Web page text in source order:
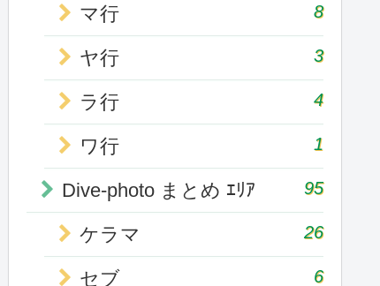
マ行 8
ヤ行 3
ラ行 4
ワ行 1
Dive-photo まとめ ｴﾘｱ 95
ケラマ 26
セブ 6